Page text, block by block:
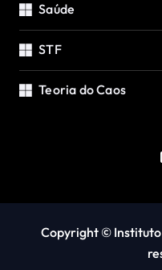
Saúde
STF
Teoria do Caos
Copyright ©